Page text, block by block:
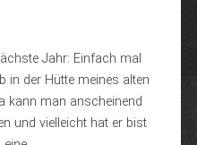
Jahr: Einfach mal
in der Hütte meines alten
kann man anscheinend
und vielleicht hat er bist